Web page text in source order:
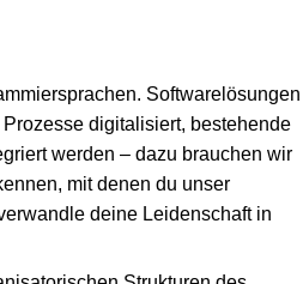
Softwarelösungen
digitalisiert, bestehende
werden – dazu brauchen wir
mit denen du unser
deine Leidenschaft in